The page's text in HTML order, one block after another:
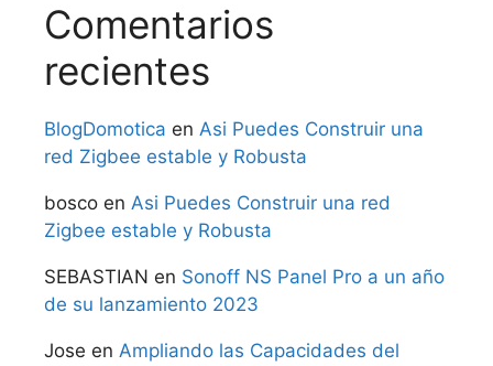
Comentarios
recientes
BlogDomotica en Asi Puedes Construir una
red Zigbee estable y Robusta
bosco en Asi Puedes Construir una red
Zigbee estable y Robusta
SEBASTIAN en Sonoff NS Panel Pro a un año
de su lanzamiento 2023
Jose en Ampliando las Capacidades del